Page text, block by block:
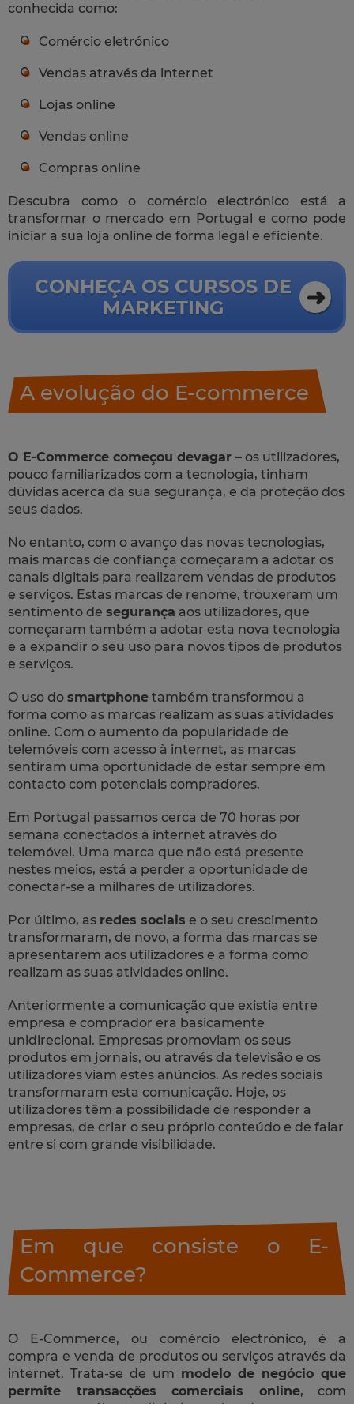
conhecida como:
Comércio eletrónico
Vendas através da internet
Lojas online
Vendas online
Compras online
Descubra como o comércio electrónico está a
transformar o mercado em Portugal e como pode
iniciar a sua loja online de forma legal e eficiente.
CONHEÇA OS CURSOS DE
MARKETING
A evolução do E-commerce
O E-Commerce começou devagar – os utilizadores,
pouco familiarizados com a tecnologia, tinham
dúvidas acerca da sua segurança, e da proteção dos
seus dados.
No entanto, com o avanço das novas tecnologias,
mais marcas de confiança começaram a adotar os
canais digitais para realizarem vendas de produtos
e serviços. Estas marcas de renome, trouxeram um
sentimento de segurança aos utilizadores, que
começaram também a adotar esta nova tecnologia
e a expandir o seu uso para novos tipos de produtos
e serviços.
O uso do smartphone também transformou a
forma como as marcas realizam as suas atividades
online. Com o aumento da popularidade de
telemóveis com acesso à internet, as marcas
sentiram uma oportunidade de estar sempre em
contacto com potenciais compradores.
Em Portugal passamos cerca de 70 horas por
semana conectados à internet através do
telemóvel. Uma marca que não está presente
nestes meios, está a perder a oportunidade de
conectar-se a milhares de utilizadores.
Por último, as redes sociais e o seu crescimento
transformaram, de novo, a forma das marcas se
apresentarem aos utilizadores e a forma como
realizam as suas atividades online.
Anteriormente a comunicação que existia entre
empresa e comprador era basicamente
unidirecional. Empresas promoviam os seus
produtos em jornais, ou através da televisão e os
utilizadores viam estes anúncios. As redes sociais
transformaram esta comunicação. Hoje, os
utilizadores têm a possibilidade de responder a
empresas, de criar o seu próprio conteúdo e de falar
entre si com grande visibilidade.
Em que consiste o E-
Commerce?
O E-Commerce, ou comércio electrónico, é a
compra e venda de produtos ou serviços através da
internet. Trata-se de um modelo de negócio que
permite transacções comerciais online, com